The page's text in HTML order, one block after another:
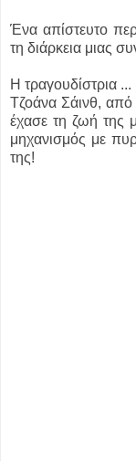
Ένα απίστευτο
τη διάρκεια μιας
Η τραγουδίστρια ...
Τζοάνα Σάινθ,
έχασε τη ζωή της
μηχανισμός με
της!